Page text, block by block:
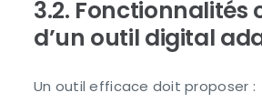
3.2. Fonctionnalités
d’un outil digital
Un outil efficace doit proposer :